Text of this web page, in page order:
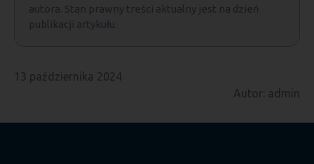
autora. Stan prawny treści aktualny jest na dzień
publikacji artykułu.
13 października 2024
Autor: admin